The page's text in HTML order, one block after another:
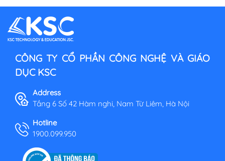
CÔNG TY CỔ PHẦN CÔNG NGHỆ VÀ GIÁO
DỤC KSC
Address
Tầng 6 Số 42 Hàm nghi, Nam Từ Liêm, Hà Nội
Hotline
1900.099.950